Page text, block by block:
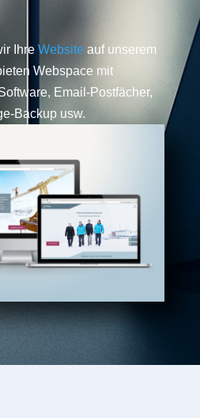
Ihre Website auf unserem
Webspace mit
Email-Postfächer,
Backup usw.